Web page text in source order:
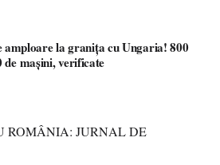
la granița cu Ungaria! 800
de mașini, verificate